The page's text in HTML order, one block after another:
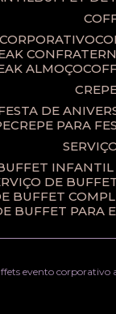
ALMOÇO
FESTA DE
CREPE PARA
BUFFET
DE
BUFFET
BUFFET PARA
evento corporativo